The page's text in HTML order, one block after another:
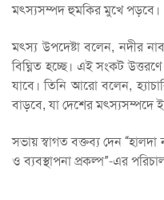
মৎস্যসম্পদ হুমকির মুখে পড়বে।
মৎস্য উপদেষ্টা বলেন, নদীর
বিঘ্নিত হচ্ছে। এই সংকট
যাবে। তিনি আরো বলেন,
বাড়বে, যা দেশের মৎস্যসম্পদে
সভায় স্বাগত বক্তব্য দেন “হালদা
ও ব্যবস্থাপনা প্রকল্প”-এর